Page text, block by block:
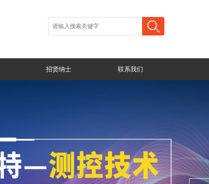
招贤纳士 联系我们